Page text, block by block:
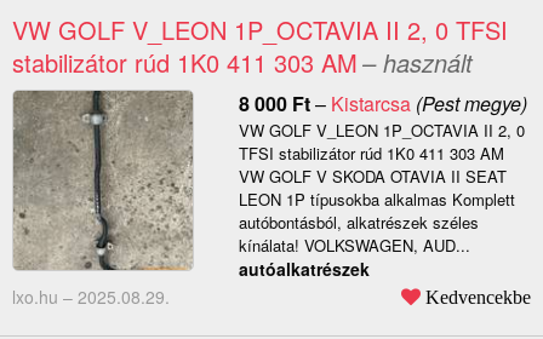
VW GOLF V_LEON 1P_OCTAVIA II 2, 0 TFSI
stabilizátor rúd 1K0 411 303 AM– használt
8 000 Ft– Kistarcsa(Pest megye)
VW GOLF V_LEON 1P_OCTAVIA II 2, 0
TFSI stabilizátor rúd 1K0 411 303 AM
VW GOLF V SKODA OTAVIA II SEAT
LEON 1P típusokba alkalmas Komplett
autóbontásból, alkatrészek széles
kínálata! VOLKSWAGEN, AUD...
autóalkatrészek
lxo.hu – 2025.08.29. Kedvencekbe